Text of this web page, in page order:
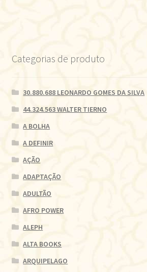
Categorias de produto
30.880.688 LEONARDO GOMES DA SILVA
44.324.563 WALTER TIERNO
A BOLHA
A DEFINIR
AÇÃO
ADAPTAÇÃO
ADULTÃO
AFRO POWER
ALEPH
ALTA BOOKS
ARQUIPELAGO